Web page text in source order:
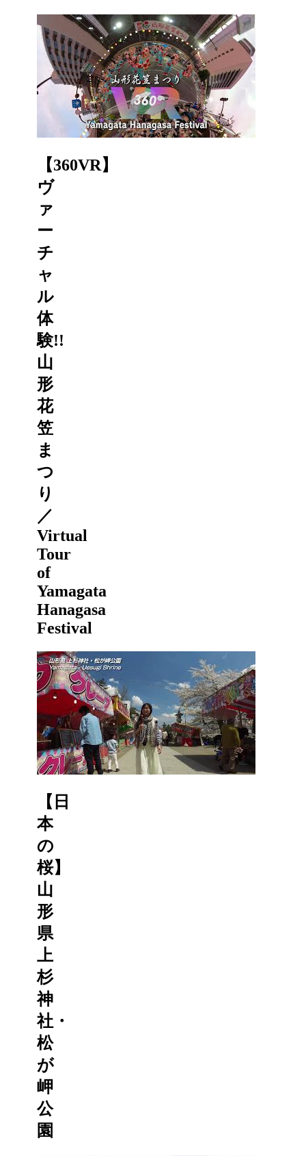
【360VR】
ヴ
ァ
ー
チ
ャ
ル
体
験!!
山
形
花
笠
ま
つ
り
／
Virtual
Tour
of
Yamagata
Hanagasa
Festival
【日
本
の
桜】
山
形
県
上
杉
神
社・
松
が
岬
公
園